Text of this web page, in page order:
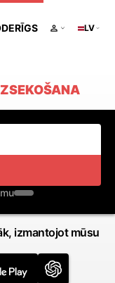
LV
izmantojot mūsu